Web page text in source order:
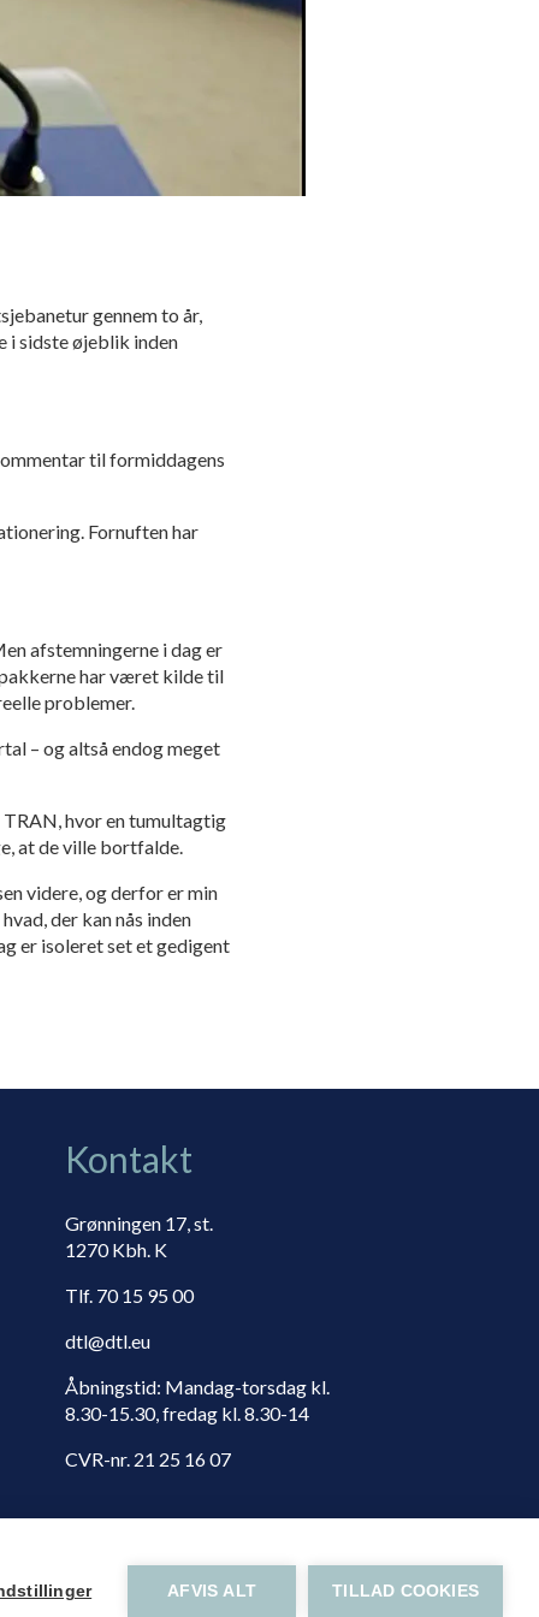
gennem to år,
i sidste øjeblik inden
til formiddagens
Fornuften har
afstemningerne i dag er
har været kilde til
problemer.
– og altså endog meget
hvor en tumultagtig
at de ville bortfalde.
videre, og derfor er min
der kan nås inden
er isoleret set et gedigent
Kontakt
Grønningen 17, st.
1270 Kbh. K
Tlf. 70 15 95 00
dtl@dtl.eu
Åbningstid: Mandag-torsdag kl.
8.30-15.30, fredag kl. 8.30-14
CVR-nr. 21 25 16 07
AFVIS ALT TILLAD COOKIES